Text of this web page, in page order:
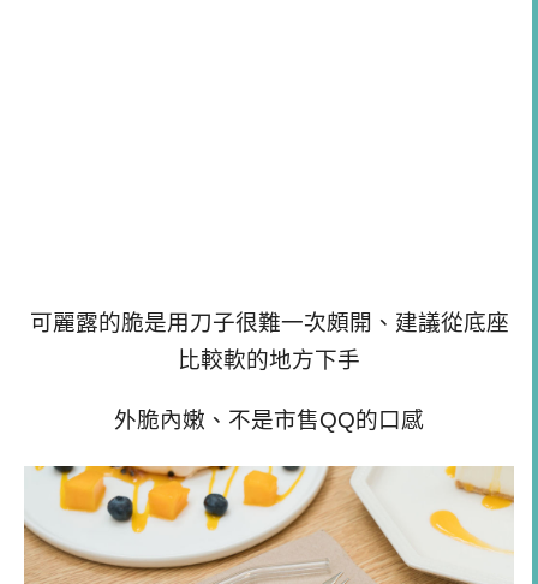
可麗露的脆是用刀子很難一次頗開、建議從底座
比較軟的地方下手
外脆內嫩、不是市售QQ的口感